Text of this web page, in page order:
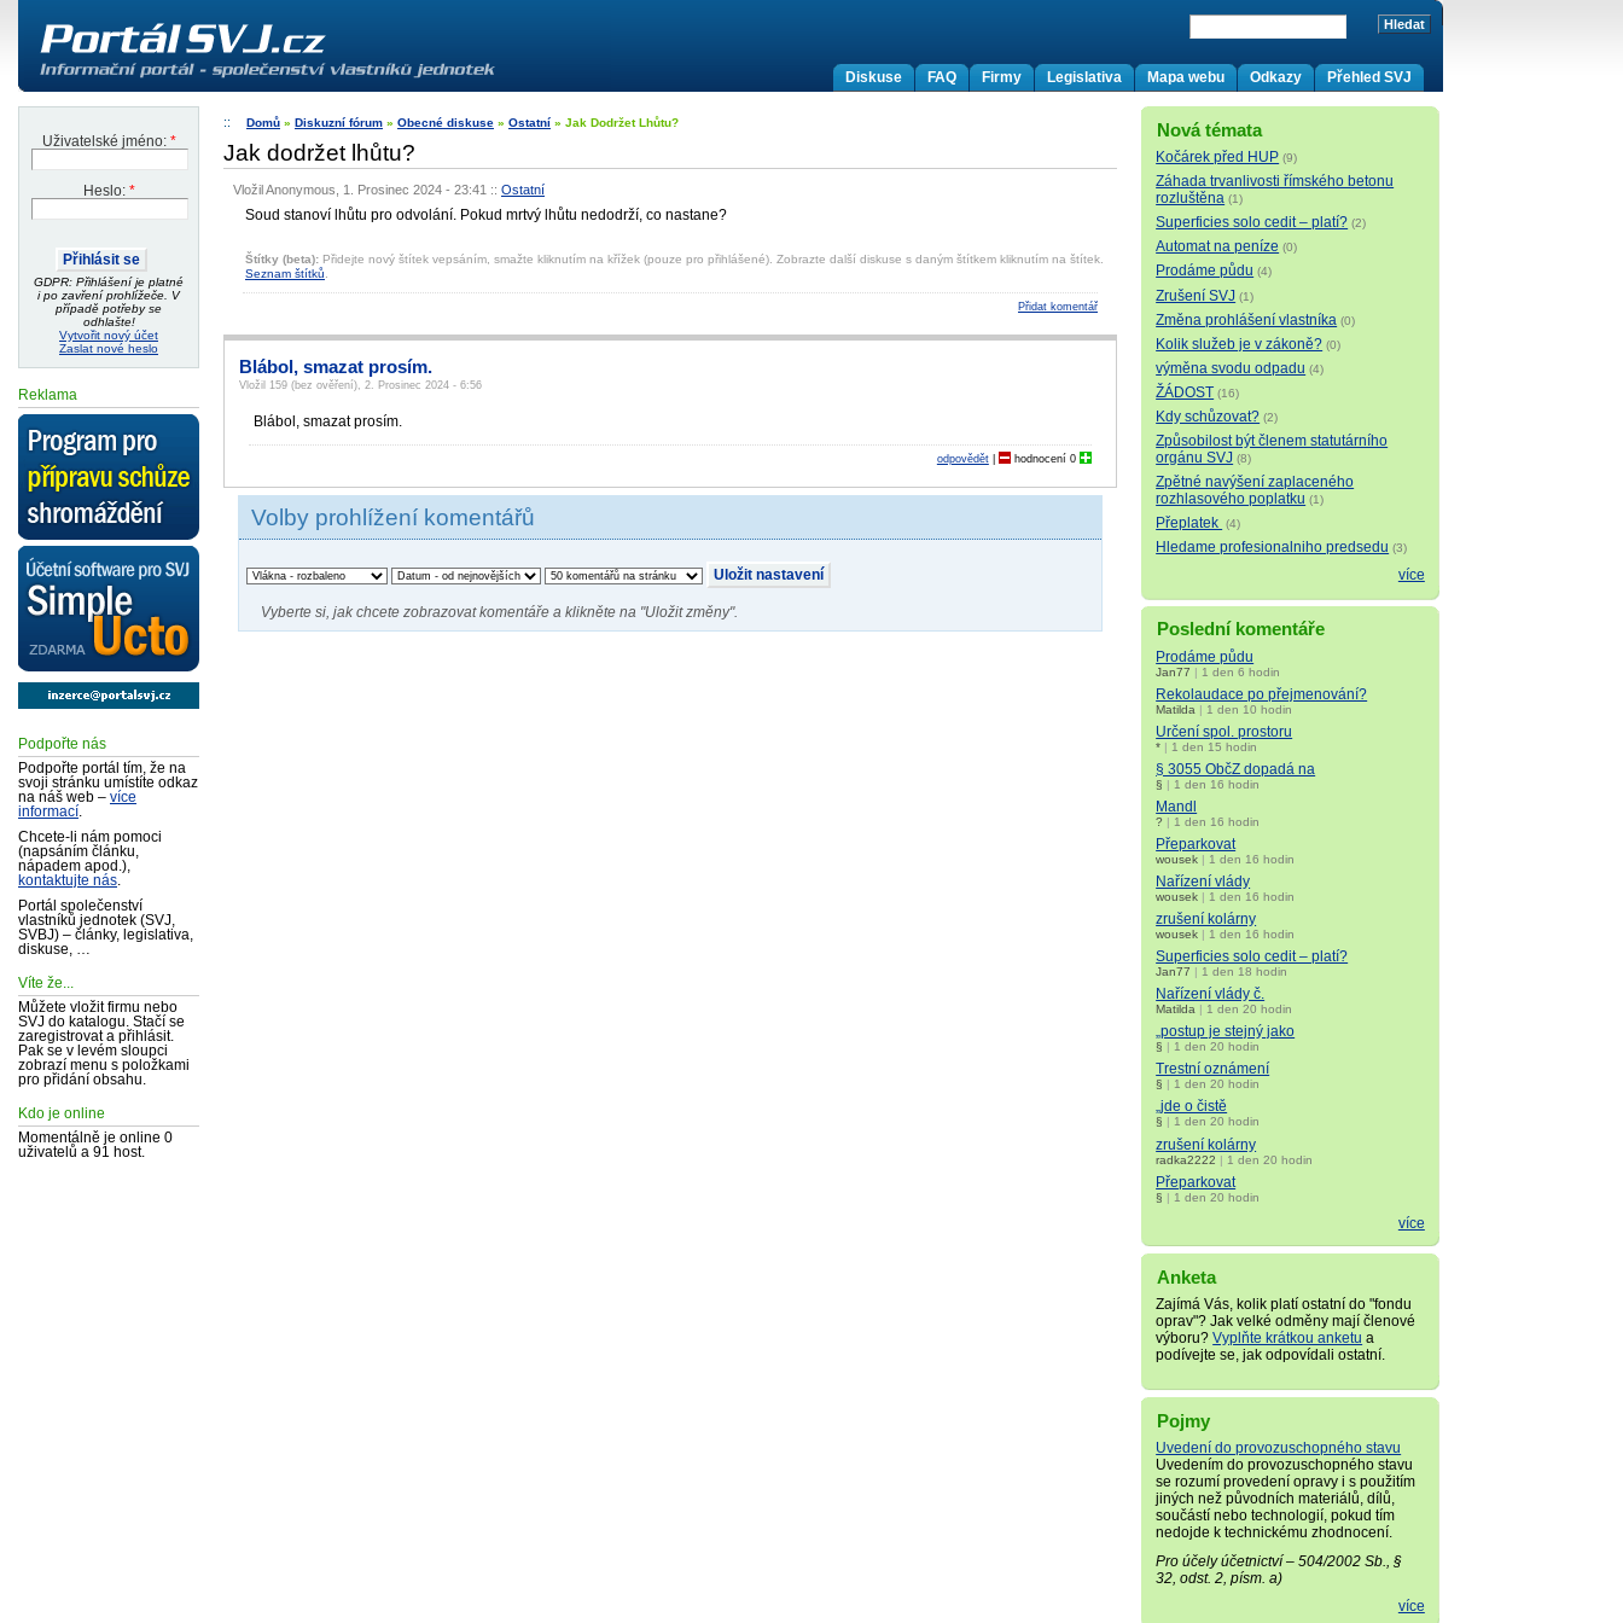
Přehled SVJ
Odkazy
Mapa webu
Legislativa
Firmy
FAQ
Diskuse
Uživatelské jméno: *
Heslo: *
GDPR: Přihlášení je platné
i po zavření prohlížeče. V
případě potřeby se
odhlašte!
Vytvořit nový účet
Zaslat nové heslo
Reklama
Podpořte nás
Podpořte portál tím, že na
svoji stránku umístíte odkaz
na náš web – více
informací
Chcete-li nám pomoci
(napsáním článku,
nápadem apod.),
kontaktujte nás
Portál společenství
vlastníků jednotek (SVJ,
SVBJ) – články, legislativa,
diskuse, …
Víte že...
Můžete vložit firmu nebo
SVJ do katalogu. Stačí se
zaregistrovat a přihlásit.
Pak se v levém sloupci
zobrazí menu s položkami
pro přidání obsahu.
Kdo je online
Momentálně je online 0
uživatelů a 91 host.
Nová témata
Kočárek před HUP (9)
Záhada trvanlivosti římského betonu
rozluštěna (1)
Superficies solo cedit – platí? (2)
Automat na peníze (0)
Prodáme půdu (4)
Zrušení SVJ (1)
Změna prohlášení vlastníka (0)
Kolik služeb je v zákoně? (0)
výměna svodu odpadu (4)
ŽÁDOST (16)
Kdy schůzovat? (2)
Způsobilost být členem statutárního
orgánu SVJ (8)
Zpětné navýšení zaplaceného
rozhlasového poplatku (1)
Přeplatek (4)
Hledame profesionalniho predsedu (3)
více
Poslední komentáře
Prodáme půdu
Jan77 | 1 den 6 hodin
Rekolaudace po přejmenování?
Matilda | 1 den 10 hodin
Určení spol. prostoru
* | 1 den 15 hodin
§ 3055 ObčZ dopadá na
§ | 1 den 16 hodin
Mandl
? | 1 den 16 hodin
Přeparkovat
wousek | 1 den 16 hodin
Nařízení vlády
wousek | 1 den 16 hodin
zrušení kolárny
wousek | 1 den 16 hodin
Superficies solo cedit – platí?
Jan77 | 1 den 18 hodin
Nařízení vlády č.
Matilda | 1 den 20 hodin
„postup je stejný jako
§ | 1 den 20 hodin
Trestní oznámení
§ 1 den 20 hodin
„jde o čistě
§ 1 den 20 hodin
zrušení kolárny
radka2222 | 1 den 20 hodin
Přeparkovat
§ | 1 den 20 hodin
více
Anketa
Zajímá Vás, kolik platí ostatní do "fondu
oprav"? Jak velké odměny mají členové
výboru?Vyplňte krátkou anketu a
podívejte se, jak odpovídali ostatní.
Pojmy
Uvedení do provozuschopného stavu
Uvedením do provozuschopného stavu
se rozumí provedení opravy i s použitím
jiných než původních materiálů, dílů,
součástí nebo technologií, pokud tím
nedojde k technickému zhodnocení.
Pro účely účetnictví – 504/2002 Sb., §
32, odst. 2, písm. a)
více
Domů » Diskuzní fórum » Obecné diskuse » Ostatní » Jak Dodržet Lhůtu?
Jak dodržet lhůtu?
Vložil Anonymous, 1. Prosinec 2024 - 23:41 :: Ostatní
Soud stanoví lhůtu pro odvolání. Pokud mrtvý lhůtu nedodrží, co nastane?
Štítky (beta): Přidejte nový štítek vepsáním, smažte kliknutím na křížek (pouze pro přihlášené). Zobrazte další diskuse s daným štítkem kliknutím na štítek.
Seznam štítků
Přidat komentář
Blábol, smazat prosím.
Vložil 159 (bez ověření), 2. Prosinec 2024 - 6:56
Blábol, smazat prosím.
odpovědět| hodnocení 0
Volby prohlížení komentářů
Vyberte si, jak chcete zobrazovat komentáře a klikněte na "Uložit změny".